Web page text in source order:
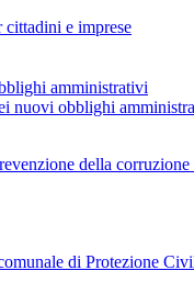
e imprese
amministrativi
nuovi obblighi
della corruzione
di Protezione